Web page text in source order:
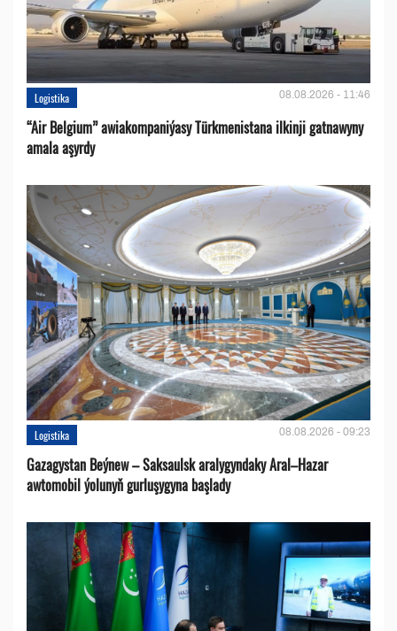
Logistika 08.08.2026 - 11:46
“Air Belgium” awiakompaniýasy Türkmenistana ilkinji gatnawyny
amala aşyrdy
Logistika 08.08.2026 - 09:23
Gazagystan Beýnew – Saksaulsk aralygyndaky Aral–Hazar
awtomobil ýolunyň gurluşygyna başlady